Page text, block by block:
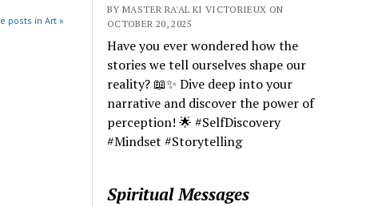
posts in Art »
BY MASTER RA'AL KI VICTORIEUX ON
OCTOBER 20, 2025
Have you ever wondered how the
stories we tell ourselves shape our
reality? 📖✨ Dive deep into your
narrative and discover the power of
perception! 🌟 #SelfDiscovery
#Mindset #Storytelling
Spiritual Messages